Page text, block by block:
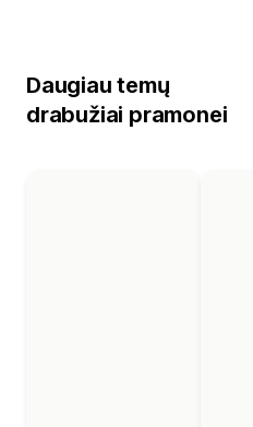
Daugiau temų
drabužiai pramonei